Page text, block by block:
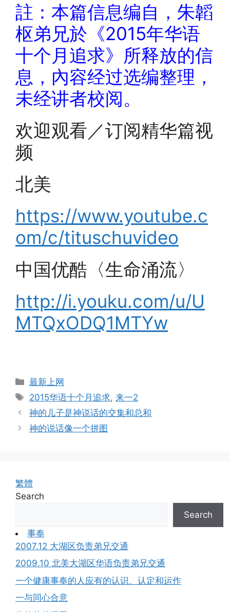
註：本篇信息编自，朱韜
枢弟兄於《2015年华语
十个月追求》所释放的信
息，內容经过选编整理，
未经讲者校阅。
欢迎观看／订阅精华篇视
频
北美
https://www.youtube.c
om/c/tituschuvideo
中国优酷〈生命涌流〉
http://i.youku.com/u/U
MTQxODQ1MTYw
Categories
最新上网
Tags
2015华语十个月追求,来一2
神的儿子是神说话的交集和总和
神的说话像一个拼图
繁體
Search
Search
事奉
2007.12 大湖区负责弟兄交通
2009.10 北美大湖区华语负责弟兄交通
一个健康事奉的人应有的认识、认定和运作
一与同心合意